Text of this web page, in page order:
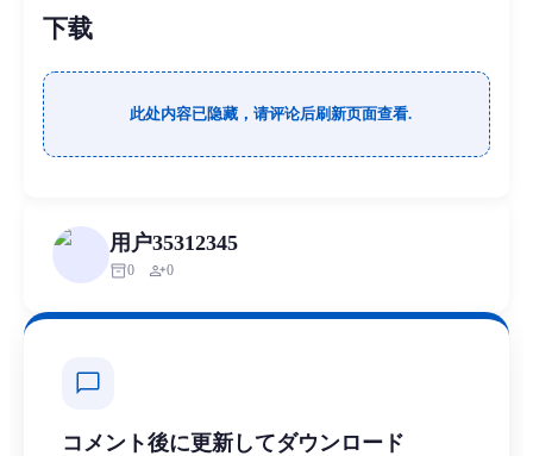
下载
此处内容已隐藏，请评论后刷新页面查看.
用户35312345
inventory_20 person_add0
chat_bubble
コメント後に更新してダウンロード